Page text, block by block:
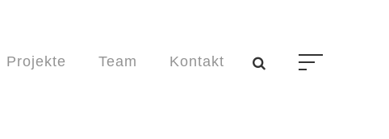
Projekte Team Kontakt